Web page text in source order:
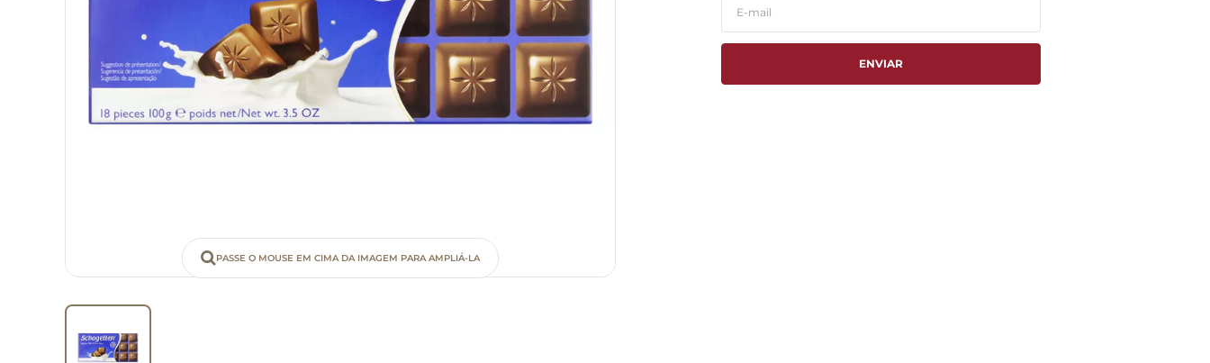
PASSE O MOUSE EM CIMA DA IMAGEM PARA AMPLIÁ-LA
ENVIAR